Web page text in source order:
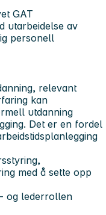
GAT
utarbeidelse av
personell
relevant
kan
utdanning
Det er en fordel
med å sette opp
og lederrollen